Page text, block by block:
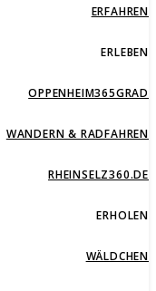
ERFAHREN
ERLEBEN
OPPENHEIM365GRAD
WANDERN & RADFAHREN
RHEINSELZ360.DE
ERHOLEN
WÄLDCHEN